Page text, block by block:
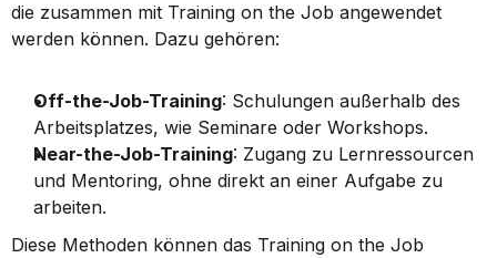
die zusammen mit Training on the Job angewendet
werden können. Dazu gehören:
Off-the-Job-Training: Schulungen außerhalb des
Arbeitsplatzes, wie Seminare oder Workshops.
Near-the-Job-Training: Zugang zu Lernressourcen
und Mentoring, ohne direkt an einer Aufgabe zu
arbeiten.
Diese Methoden können das Training on the Job